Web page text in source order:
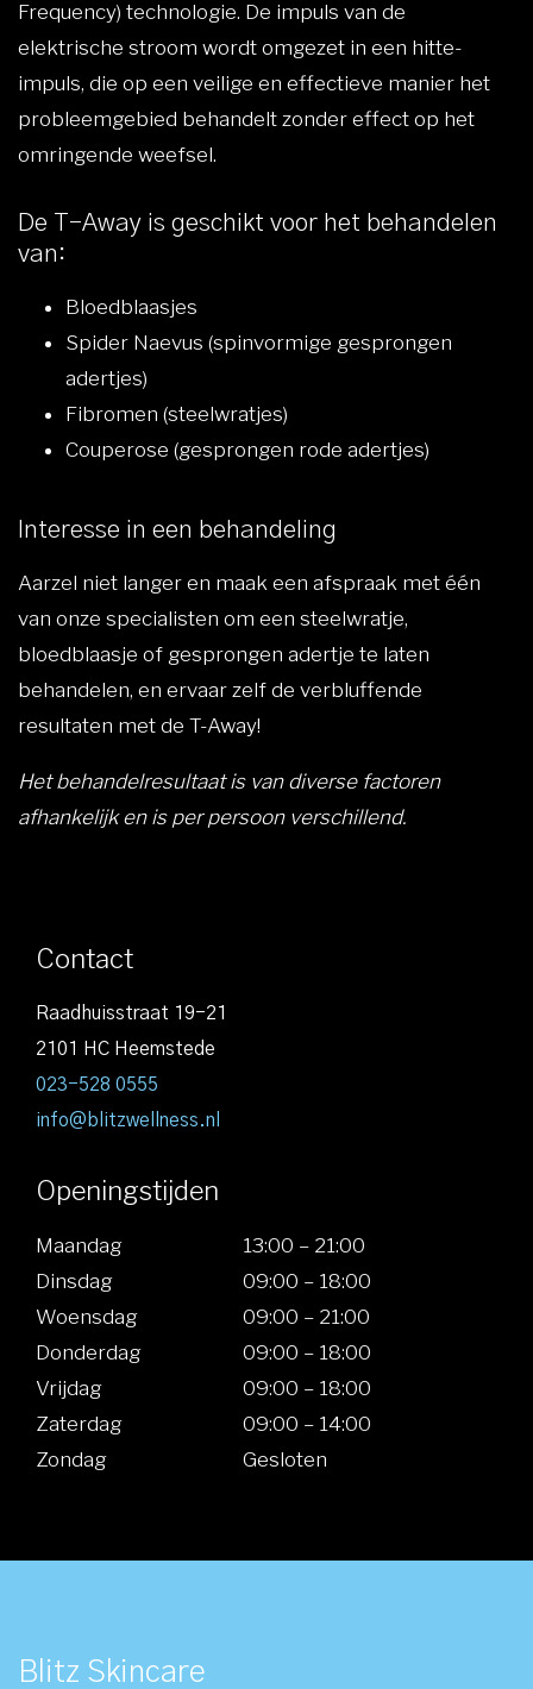
Frequency) technologie. De impuls van de
elektrische stroom wordt omgezet in een hitte-
impuls, die op een veilige en effectieve manier het
probleemgebied behandelt zonder effect op het
omringende weefsel.
De T-Away is geschikt voor het behandelen
van:
Bloedblaasjes
Spider Naevus (spinvormige gesprongen
adertjes)
Fibromen (steelwratjes)
Couperose (gesprongen rode adertjes)
Interesse in een behandeling
Aarzel niet langer en maak een afspraak met één
van onze specialisten om een steelwratje,
bloedblaasje of gesprongen adertje te laten
behandelen, en ervaar zelf de verbluffende
resultaten met de T-Away!
Het behandelresultaat is van diverse factoren
afhankelijk en is per persoon verschillend.
Contact
Raadhuisstraat 19-21
2101 HC Heemstede
023-528 0555
info@blitzwellness.nl
Openingstijden
Maandag
13:00 – 21:00
Dinsdag
09:00 – 18:00
Woensdag
09:00 – 21:00
Donderdag
09:00 – 18:00
Vrijdag
09:00 – 18:00
Zaterdag
09:00 – 14:00
Zondag
Gesloten
Blitz Skincare